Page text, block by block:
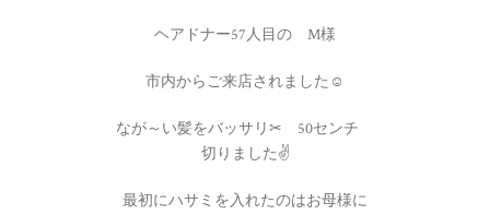
ヘアドナー57人目の M様
市内からご来店されました☺
なが～い髪をバッサリ✂ 50センチ
切りました✌
最初にハサミを入れたのはお母様に